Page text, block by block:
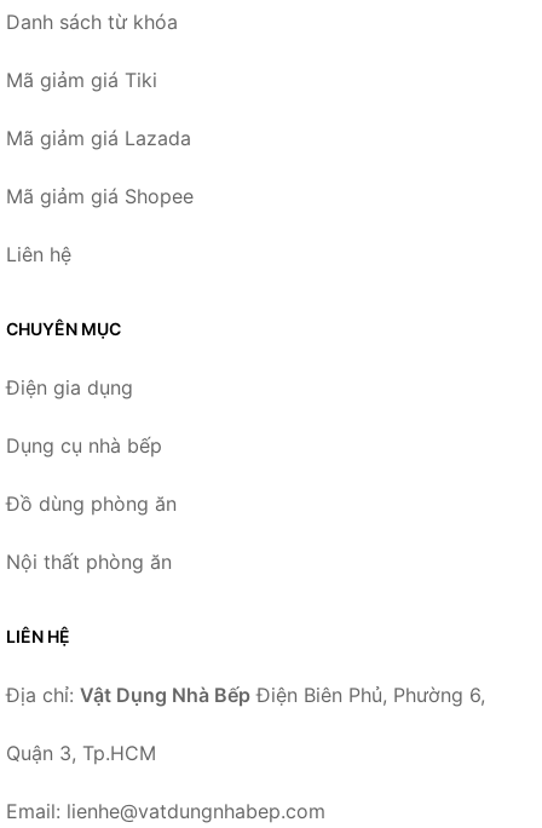
Danh sách từ khóa
Mã giảm giá Tiki
Mã giảm giá Lazada
Mã giảm giá Shopee
Liên hệ
CHUYÊN MỤC
Điện gia dụng
Dụng cụ nhà bếp
Đồ dùng phòng ăn
Nội thất phòng ăn
LIÊN HỆ
Địa chỉ: Vật Dụng Nhà Bếp Điện Biên Phủ, Phường 6,
Quận 3, Tp.HCM
Email: lienhe@vatdungnhabep.com